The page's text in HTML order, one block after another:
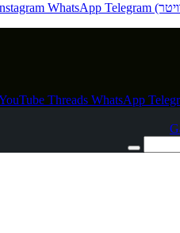
WhatsApp Telegram
Threads WhatsApp